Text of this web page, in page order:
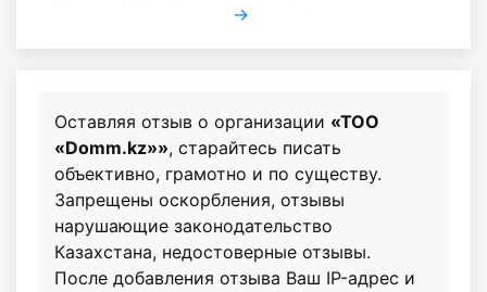
→
Оставляя отзыв о организации «ТОО
«Domm.kz»», старайтесь писать
объективно, грамотно и по существу.
Запрещены оскорбления, отзывы
нарушающие законодательство
Казахстана, недостоверные отзывы.
После добавления отзыва Ваш IP-адрес и